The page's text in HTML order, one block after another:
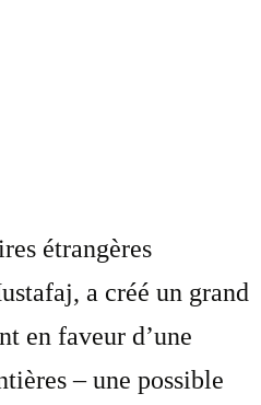
étrangères
a créé un grand
en faveur d’une
– une possible